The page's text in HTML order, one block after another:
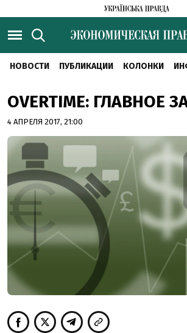
НОВОСТИ ПУБЛИКАЦИИ КОЛОНКИ
OVERTIME: ГЛАВНОЕ
4 АПРЕЛЯ 2017, 21:00